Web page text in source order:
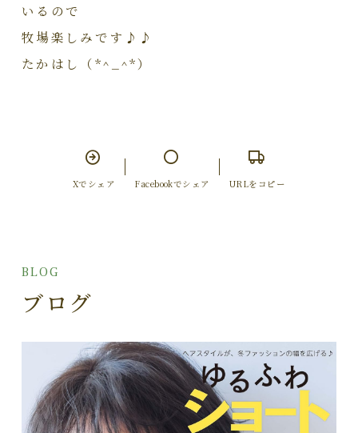
いるので
牧場楽しみです♪♪
たかはし（*^_^*）
Xでシェア Facebookでシェア URLをコピー
BLOG
ブログ